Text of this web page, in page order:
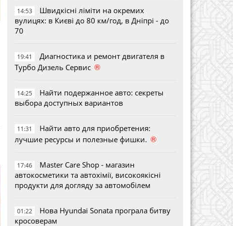
14:53
Швидкісні ліміти на окремих
вулицях: в Києві до 80 км/год, в Дніпрі - до
70
19:41
Диагностика и ремонт двигателя в
Турбо Дизель Сервис ®
14:25
Найти подержанное авто: секреты
выбора доступных вариантов
11:31
Найти авто для приобретения:
лучшие ресурсы и полезные фишки. ®
17:46
Master Care Shop - магазин
автокосметики та автохімії, високоякісні
продукти для догляду за автомобілем
01:22
Нова Hyundai Sonata програла битву
кросоверам